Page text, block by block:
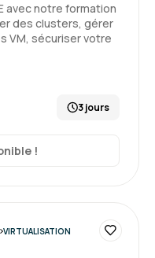
vos
était clair
avec notre formation
des clusters, gérer
VM, sécuriser votre
3 jours
!
VIRTUALISATION